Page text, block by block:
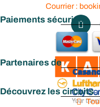
Courrier :
Paiements sécurisés
Partenaires de
Découvrez les circuits